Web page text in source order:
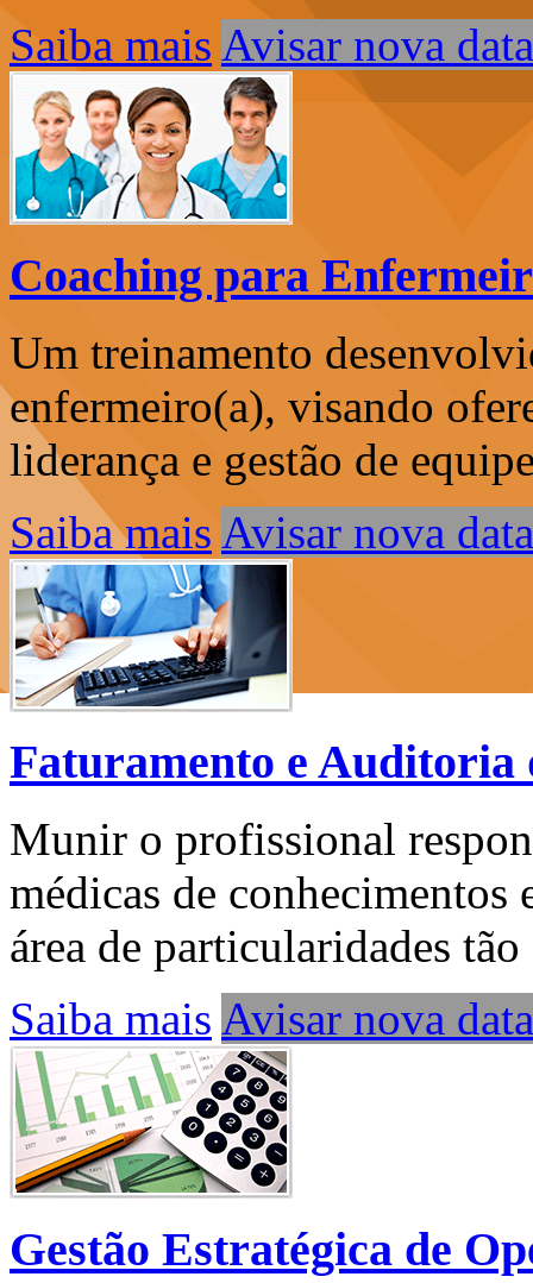
Saiba mais Avisar nova data
Coaching para
Um treinamento
enfermeiro(a), visando
liderança e gestão de
Saiba mais Avisar nova data
Faturamento e Auditoria
Munir o profissional
médicas de conhecimentos
área de particularidades
Saiba mais Avisar nova data
Gestão Estratégica de